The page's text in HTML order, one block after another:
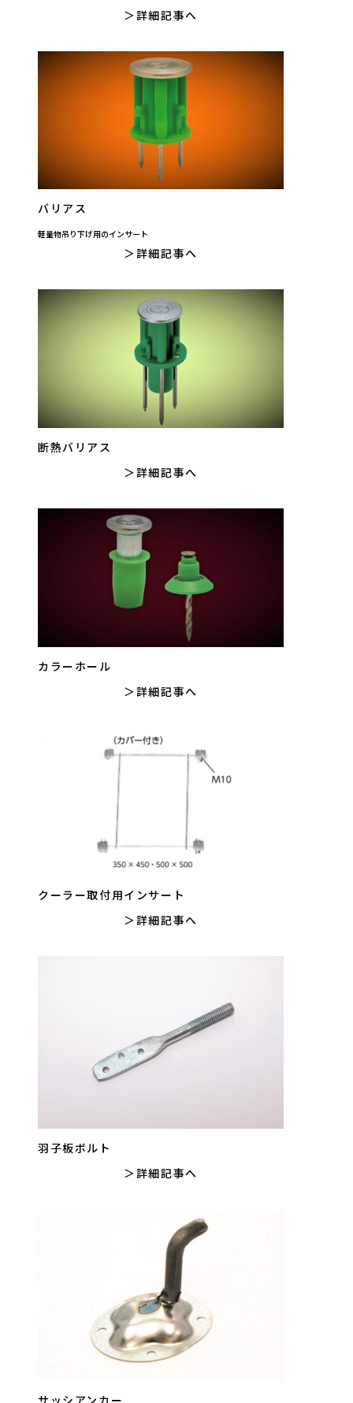
詳細記事へ
バリアス
軽量物吊り下げ用のインサート
詳細記事へ
断熱バリアス
詳細記事へ
カラーホール
詳細記事へ
クーラー取付用インサート
詳細記事へ
羽子板ボルト
詳細記事へ
サッシアンカー